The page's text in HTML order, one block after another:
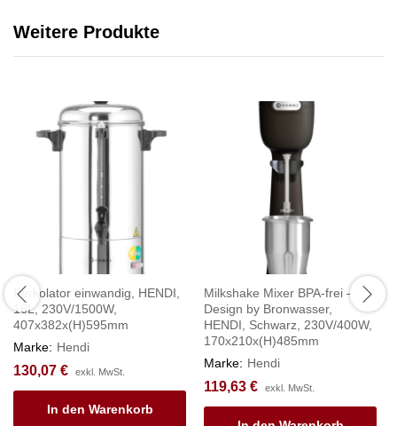
Weitere Produkte
Perkolator einwandig, HENDI,
16L, 230V/1500W,
407x382x(H)595mm
Marke: Hendi
130,07 € exkl. MwSt.
In den Warenkorb
Milkshake Mixer BPA-frei –
Design by Bronwasser,
HENDI, Schwarz, 230V/400W,
170x210x(H)485mm
Marke: Hendi
119,63 € exkl. MwSt.